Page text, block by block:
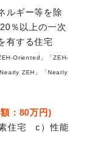
ルギー等を除
％以上の一次
有する住宅
Oriented」「ZEH-
ZEH」「Nearly
：80万円)
住宅 c）性能